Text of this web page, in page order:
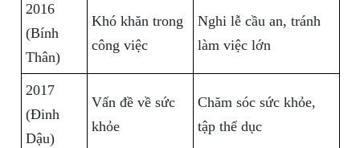
2016
(Bính
Thân)
Khó khăn trong
công việc
Nghi lễ cầu an, tránh
làm việc lớn
2017
(Đinh
Dậu)
Vấn đề về sức
khỏe
Chăm sóc sức khỏe,
tập thể dục